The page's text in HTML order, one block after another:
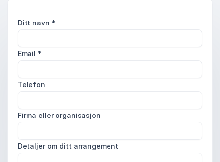
Ditt navn *
Email *
Telefon
Firma eller organisasjon
Detaljer om ditt arrangement